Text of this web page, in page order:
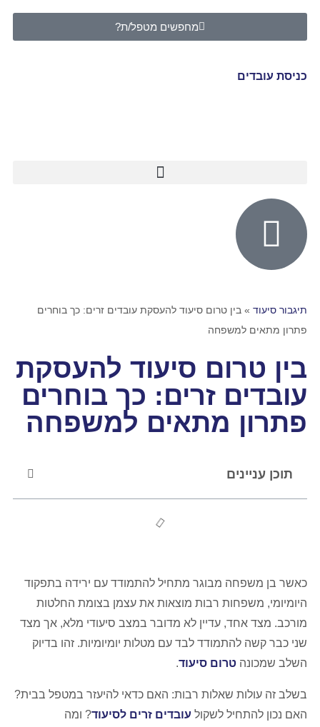
מחפשים מטפל/ת?
כניסת עובדים
תיגבור סיעוד » בין טרום סיעוד להעסקת עובדים זרים: כך בוחרים
פתרון מתאים למשפחה
בין טרום סיעוד להעסקת
עובדים זרים: כך בוחרים
פתרון מתאים למשפחה
תוכן עניינים
כאשר בן משפחה מבוגר מתחיל להתמודד עם ירידה בתפקוד
היומיומי, משפחות רבות מוצאות את עצמן בצומת החלטות
מורכב. מצד אחד, עדיין לא מדובר במצב סיעודי מלא, אך מצד
שני כבר קשה להתמודד לבד עם מטלות יומיומיות. זהו בדיוק
השלב שמכונה טרום סיעוד.
בשלב זה עולות שאלות רבות: האם כדאי להיעזר במטפל בבית?
האם נכון להתחיל לשקול עובדים זרים לסיעוד? ומה